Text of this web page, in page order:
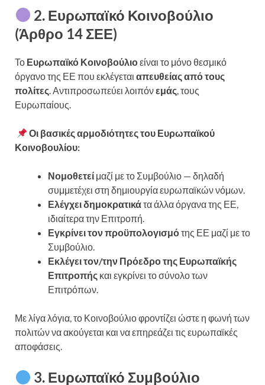
2. Ευρωπαϊκό Κοινοβούλιο
(Άρθρο 14 ΣΕΕ)
Το Ευρωπαϊκό Κοινοβούλιοείναι το μόνο θεσμικό
όργανο της ΕΕ που εκλέγεται απευθείας από τους
πολίτες. Αντιπροσωπεύει λοιπόνεμάς, τους
Ευρωπαίους.
Οι βασικές αρμοδιότητες του Ευρωπαϊκού
Κοινοβουλίου:
Νομοθετεί μαζί με το Συμβούλιο — δηλαδή
συμμετέχει στη δημιουργία ευρωπαϊκών νόμων.
Ελέγχει δημοκρατικάτα άλλα όργανα της ΕΕ,
ιδιαίτερα την Επιτροπή.
Εγκρίνει τον προϋπολογισμότης ΕΕ μαζί με το
Συμβούλιο.
Εκλέγει τον/την Πρόεδρο της Ευρωπαϊκής
Επιτροπής και εγκρίνει το σύνολο των
Επιτρόπων.
Με λίγα λόγια, το Κοινοβούλιο φροντίζει ώστε η φωνή των
πολιτών να ακούγεται και να επηρεάζει τις ευρωπαϊκές
αποφάσεις.
3. Ευρωπαϊκό Συμβούλιο